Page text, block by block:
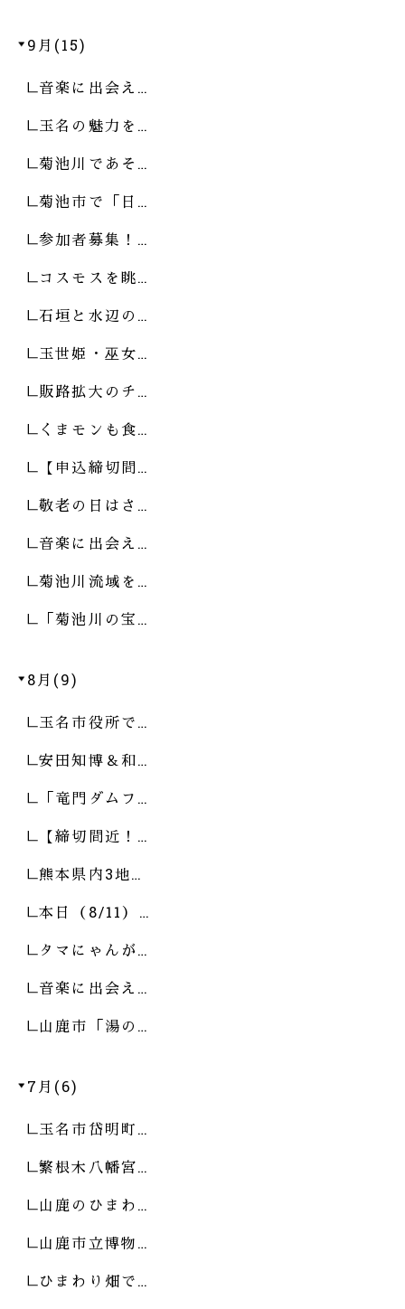
9月(15)
音楽に出会え…
玉名の魅力を…
菊池川であそ…
菊池市で「日…
参加者募集！…
コスモスを眺…
石垣と水辺の…
玉世姫・巫女…
販路拡大のチ…
くまモンも食…
【申込締切間…
敬老の日はさ…
音楽に出会え…
菊池川流域を…
「菊池川の宝…
8月(9)
玉名市役所で…
安田知博＆和…
「竜門ダムフ…
【締切間近！…
熊本県内3地…
本日（8/11）…
タマにゃんが…
音楽に出会え…
山鹿市「湯の…
7月(6)
玉名市岱明町…
繁根木八幡宮…
山鹿のひまわ…
山鹿市立博物…
ひまわり畑で…